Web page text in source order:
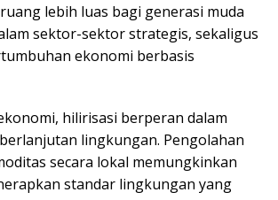
lebih luas bagi generasi muda
sektor-sektor strategis, sekaligus
ekonomi berbasis
hilirisasi berperan dalam
lingkungan. Pengolahan
secara lokal memungkinkan
standar lingkungan yang